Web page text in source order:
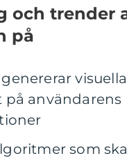
och trender
på
på användarens
som